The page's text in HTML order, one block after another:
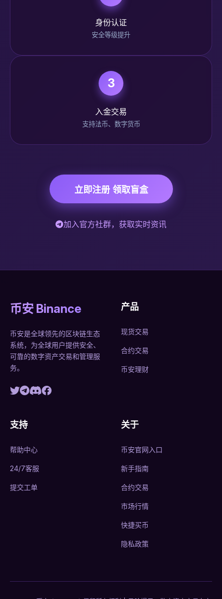
身份认证
安全等级提升
3
入金交易
支持法币、数字货币
立即注册 领取盲盒
加入官方社群，获取实时资讯
币安 Binance
币安是全球领先的区块链生态
系统，为全球用户提供安全、
可靠的数字资产交易和管理服
务。
产品
现货交易
合约交易
币安理财
支持
帮助中心
24/7客服
提交工单
关于
币安官网入口
新手指南
合约交易
市场行情
快捷买币
隐私政策